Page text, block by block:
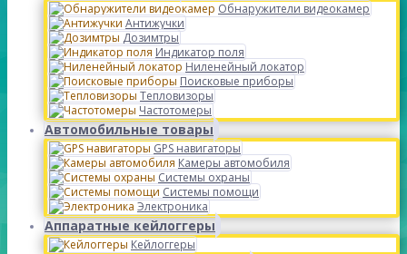
Обнаружители видеокамер
Антижучки
Дозимтры
Индикатор поля
Ниленейный локатор
Поисковые приборы
Тепловизоры
Частотомеры
Автомобильные товары
GPS навигаторы
Камеры автомобиля
Системы охраны
Системы помощи
Электроника
Аппаратные кейлоггеры
Кейлоггеры